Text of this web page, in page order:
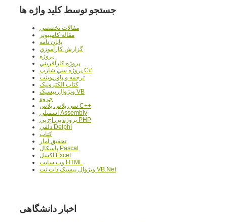
جستجو توسط کلید واژه ها
مقالات تخصصي
مقاله کامپیوتر
پایان نامه
گزارش کارآموزي
پروژه
پروژه کارآفريني
پروژه سي شارپ C#
ترجمه و پاورپوينت
کتاب الکترونيک
ويژوال بيسيک VB
جزوه
سي پلاس پلاس C++
اسمبلي Assembly
پروژه پي اچ پي PHP
دلفي Delphi
کتاب
تحقيق آمار
پاسکال Pascal
اکسل Excel
وب سايت HTML
ويژوال بيسيک دات نت VB.Net
اخبار دانشگاهی